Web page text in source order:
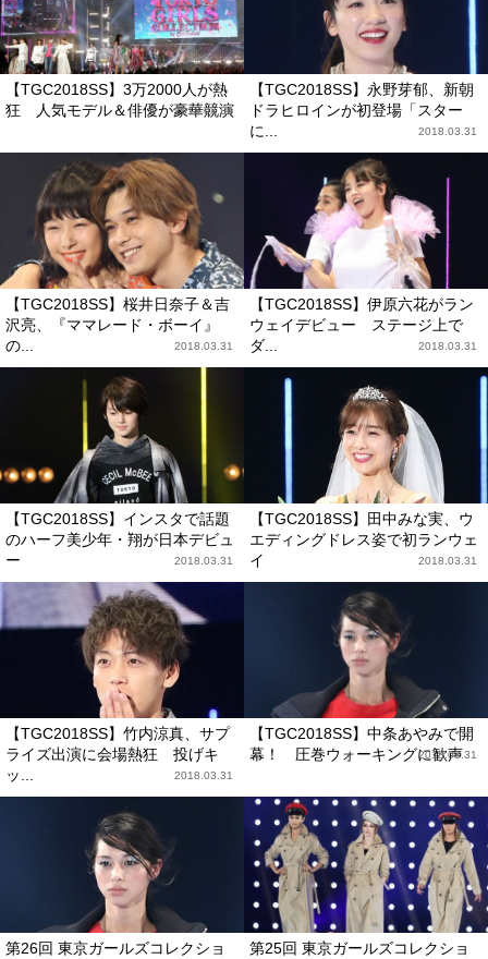
【TGC2018SS】3万2000人が熱
狂 人気モデル＆俳優が豪華競演
2018.03.31
【TGC2018SS】永野芽郁、新朝
ドラヒロインが初登場「スター
に...
2018.03.31
【TGC2018SS】桜井日奈子＆吉
沢亮、『ママレード・ボーイ』
の...
2018.03.31
【TGC2018SS】伊原六花がラン
ウェイデビュー ステージ上で
ダ...
2018.03.31
【TGC2018SS】インスタで話題
のハーフ美少年・翔が日本デビュ
ー
2018.03.31
【TGC2018SS】田中みな実、ウ
エディングドレス姿で初ランウェ
イ
2018.03.31
【TGC2018SS】竹内涼真、サプ
ライズ出演に会場熱狂 投げキ
ッ...
2018.03.31
【TGC2018SS】中条あやみで開
幕！ 圧巻ウォーキングに歓声
2018.03.31
第26回 東京ガールズコレクショ
第25回 東京ガールズコレクショ